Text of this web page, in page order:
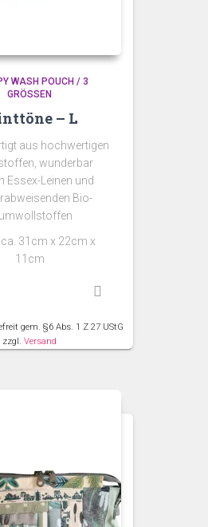
WASH POUCH / 3
GRÖSSEN
– L
aus hochwertigen
wunderbar
Essex-Leinen und
Bio-
31cm x 22cm x
11cm
gem. §6 Abs. 1 Z 27 UStG
zzgl. Versand